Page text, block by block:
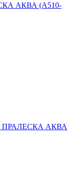
АКВА (А510-
ПРАЛЕСКА АКВА